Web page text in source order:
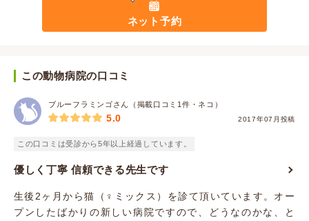
ネット予約
この動物病院の口コミ
ブルーフラミンゴさん（掲載口コミ1件・ネコ）
2017年07月投稿
5.0
この口コミは受診から5年以上経過しています。
優しく丁寧 信頼できる先生です
生後2ヶ月から猫（♀ミックス）を診て頂いています。オー
プンしたばかりの新しい病院ですので、どうなのかな、と